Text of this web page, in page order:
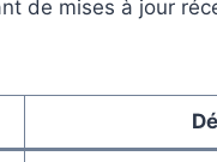
mises à jour